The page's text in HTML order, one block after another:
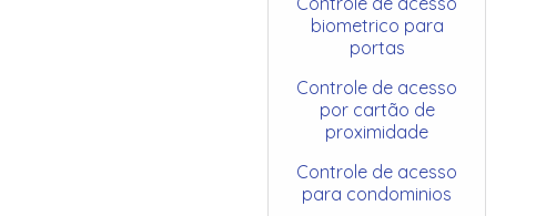
biometrico para
portas
Controle de acesso
por cartão de
proximidade
Controle de acesso
para condominios